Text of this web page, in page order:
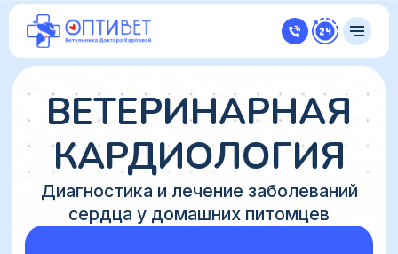
КАРДИОЛОГИЯ
сердца у домашних питомцев
Записаться на приём